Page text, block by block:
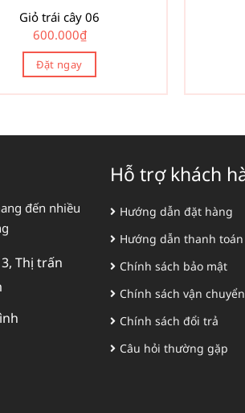
Giỏ trái cây 06
600.000₫
Đặt ngay
đến nhiều
Thị trấn
Hỗ trợ khách
Hướng dẫn đặt hàng
Hướng dẫn thanh toán
Chính sách bảo mật
Chính sách vận chuyển
Chính sách đổi trả
Câu hỏi thường gặp